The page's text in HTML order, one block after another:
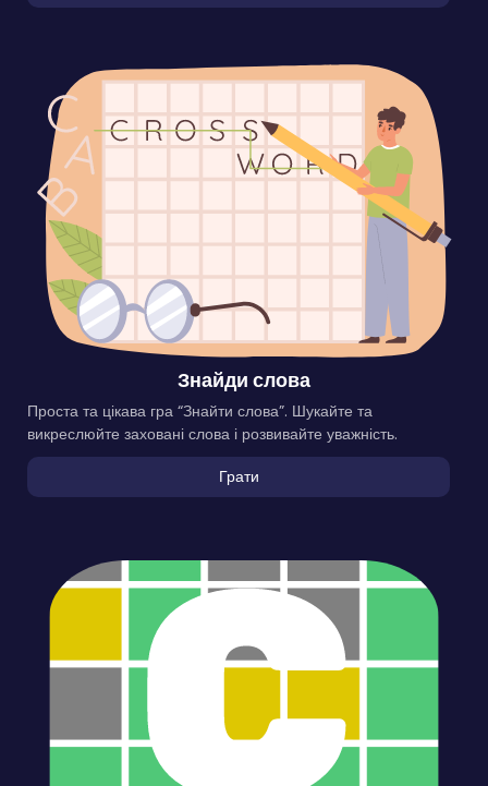
Знайди слова
Проста та цікава гра “Знайти слова”. Шукайте та
викреслюйте заховані слова і розвивайте уважність.
Грати